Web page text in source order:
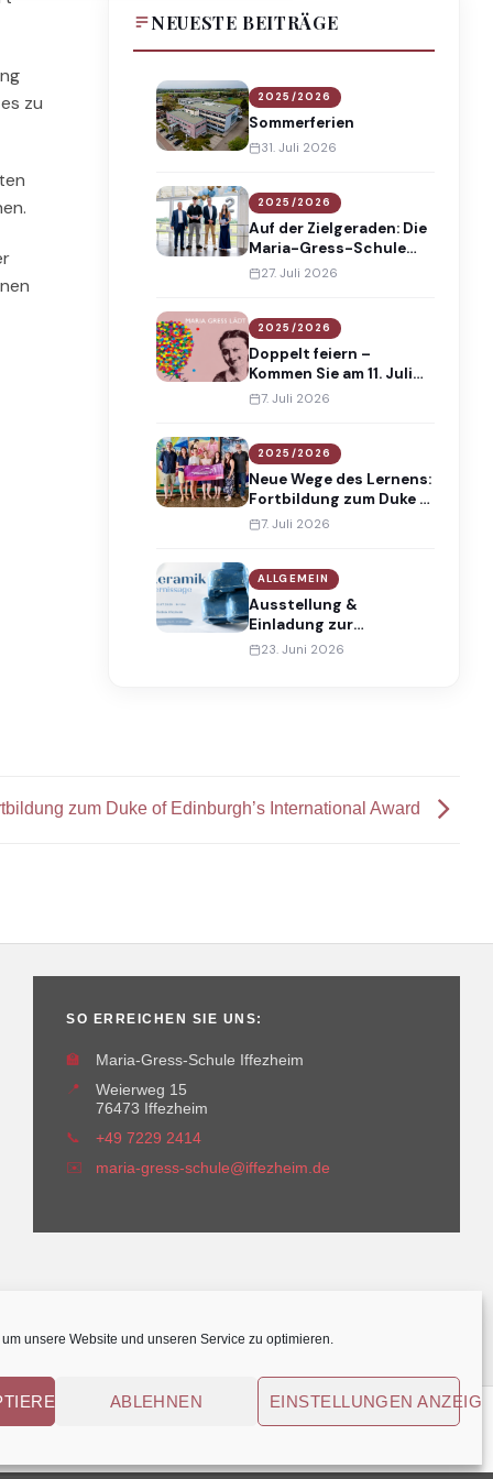
unsere Website und unseren Service zu optimieren.
ABLEHNEN EINSTELLUNGEN
zu
NEUESTE BEITRÄGE
2025/2026
Sommerferien
31. Juli 2026
2025/2026
Auf der Zielgeraden: Die
Maria-Gress-Schule
verabschiedet 138
27. Juli 2026
2025/2026
Doppelt feiern –
Kommen Sie am 11. Juli
2026 an die Maria-
7. Juli 2026
2025/2026
Neue Wege des Lernens:
Fortbildung zum Duke of
Edinburgh’s
7. Juli 2026
ALLGEMEIN
Ausstellung &
Einladung zur
Vernissage
23. Juni 2026
zum Duke of Edinburgh’s International Award
SO ERREICHEN SIE UNS:
🏫
Maria-Gress-Schule Iffezheim
📍
Weierweg 15
76473 Iffezheim
📞
+49 7229 2414
✉️
maria-gress-schule@iffezheim.de
© Maria-Gress-Schule Iffezheim